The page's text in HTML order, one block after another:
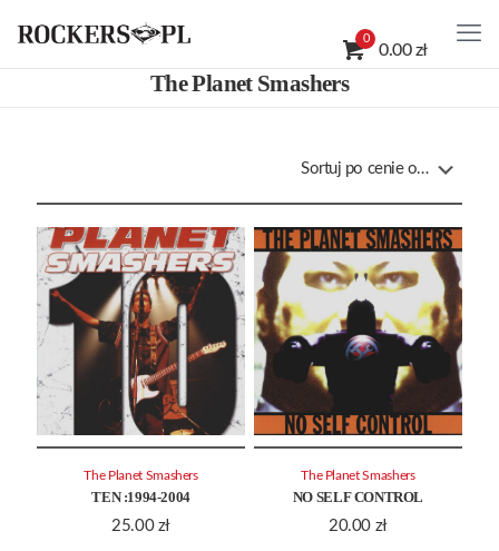
0
0.00 zł
The Planet Smashers
TEN :1994-2004
25.00 zł
The Planet Smashers
NO SELF CONTROL
20.00 zł
The Planet Smashers